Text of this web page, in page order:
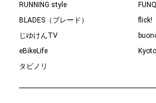
RUNNING style
BLADES（ブレード）
flick!
じゆけんTV
eBikeLife
タビノリ